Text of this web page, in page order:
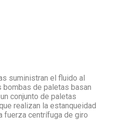
suministran el fluido al
bombas de paletas basan
conjunto de paletas
realizan la estanqueidad
fuerza centrífuga de giro